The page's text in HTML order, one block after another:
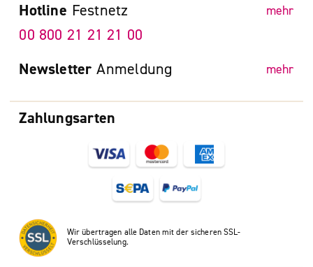
Zahlungsarten
Wir übertragen alle Daten mit der sicheren SSL-
Verschlüsselung.
Hotline Festnetz mehr
00 800 21 21 21 00
Newsletter Anmeldung mehr